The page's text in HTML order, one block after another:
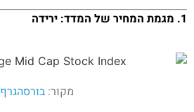
1. מגמת המחיר של המדד: ירידה
מקור:בורסהגרף